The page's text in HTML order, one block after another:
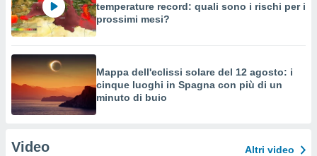
temperature record: quali sono i rischi per i
prossimi mesi?
Mappa dell'eclissi solare del 12 agosto: i
cinque luoghi in Spagna con più di un
minuto di buio
Video Altri video